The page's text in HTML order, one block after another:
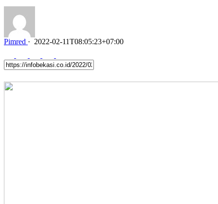
Pimred · 2022-02-11T08:05:23+07:00